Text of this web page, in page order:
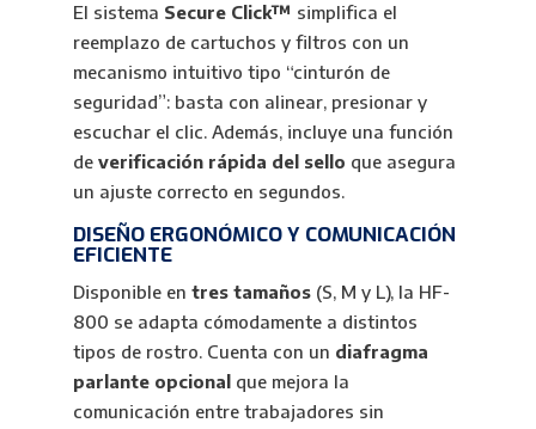
El sistema Secure Click™ simplifica el
reemplazo de cartuchos y filtros con un
mecanismo intuitivo tipo “cinturón de
seguridad”: basta con alinear, presionar y
escuchar el clic. Además, incluye una función
de verificación rápida del sello que asegura
un ajuste correcto en segundos.
DISEÑO ERGONÓMICO Y COMUNICACIÓN
EFICIENTE
Disponible en tres tamaños(S, M y L), la HF-
800 se adapta cómodamente a distintos
tipos de rostro. Cuenta con un diafragma
parlante opcionalque mejora la
comunicación entre trabajadores sin